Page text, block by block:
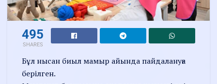
495
SHARES
Бұл нысан биыл мамыр айында пайдалануға
берілген.